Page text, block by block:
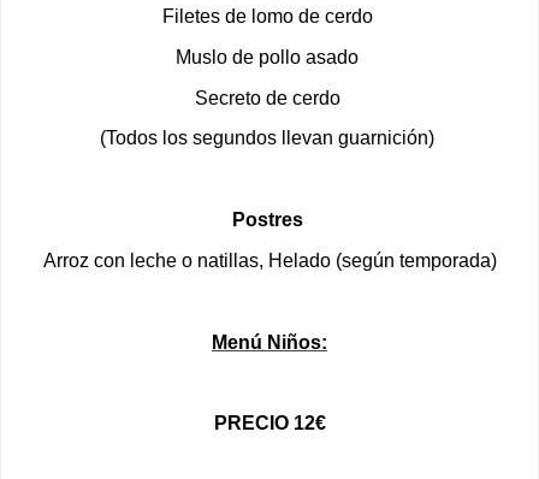
Filetes de lomo de cerdo
Muslo de pollo asado
Secreto de cerdo
(Todos los segundos llevan guarnición)
Postres
Arroz con leche o natillas, Helado (según temporada)
Menú Niños:
PRECIO 12€